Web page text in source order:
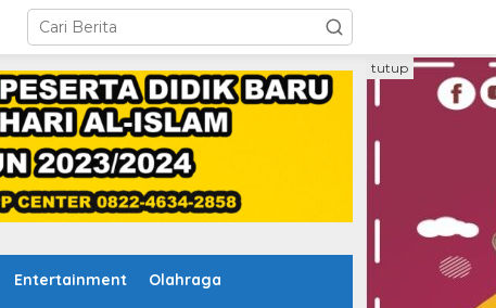
Entertainment Olahraga
tutup